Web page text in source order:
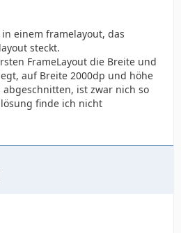
einem framelayout, das
steckt.
FrameLayout die Breite und
auf Breite 2000dp und höhe
ist zwar nich so
finde ich nicht